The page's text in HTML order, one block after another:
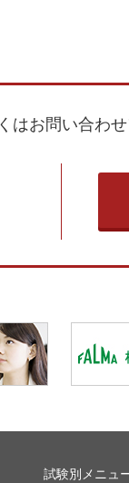
お問い合わ
試験別メニュ